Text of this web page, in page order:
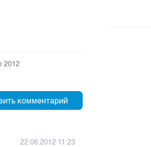
2012
22.06.2012 11:23